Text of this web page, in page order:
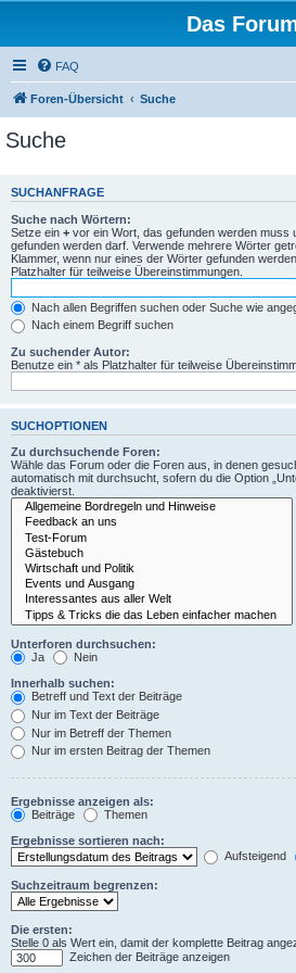
Das
FAQ
Foren-Übersicht Suche
Suche
SUCHANFRAGE
Suche nach Wörtern:
Setze ein + vor ein Wort, das gefunden werden muss
gefunden werden darf. Verwende mehrere Wörter
Klammer, wenn nur eines der Wörter gefunden
Platzhalter für teilweise Übereinstimmungen.
Nach allen Begriffen suchen oder Suche wie
Nach einem Begriff suchen
Zu suchender Autor:
Benutze ein * als Platzhalter für teilweise
SUCHOPTIONEN
Zu durchsuchende Foren:
Wähle das Forum oder die Foren aus, in denen
automatisch mit durchsucht, sofern du die Option
deaktivierst.
Unterforen durchsuchen:
Ja
Nein
Innerhalb suchen:
Betreff und Text der Beiträge
Nur im Text der Beiträge
Nur im Betreff der Themen
Nur im ersten Beitrag der Themen
Ergebnisse anzeigen als:
Beiträge
Themen
Ergebnisse sortieren nach:
Aufsteigend
Suchzeitraum begrenzen:
Die ersten:
Stelle 0 als Wert ein, damit der komplette Beitrag
Zeichen der Beiträge anzeigen